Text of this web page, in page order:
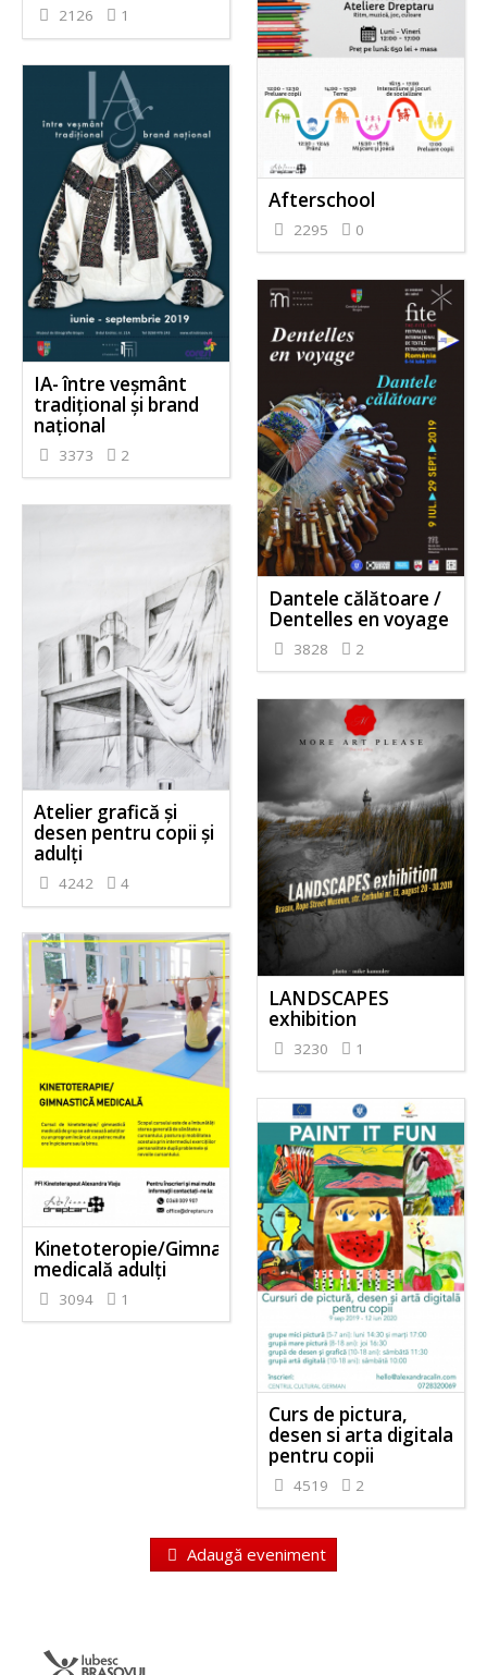
2126 1
Afterschool
2295 0
IA- între veșmânt
tradițional și brand
național
3373 2
Dantele călătoare /
Dentelles en voyage
3828 2
Atelier grafică și
desen pentru copii și
adulți
4242 4
LANDSCAPES
exhibition
3230 1
Kinetoteropie/Gimnastică
medicală adulți
3094 1
Curs de pictura,
desen si arta digitala
pentru copii
4519 2
Adaugă eveniment